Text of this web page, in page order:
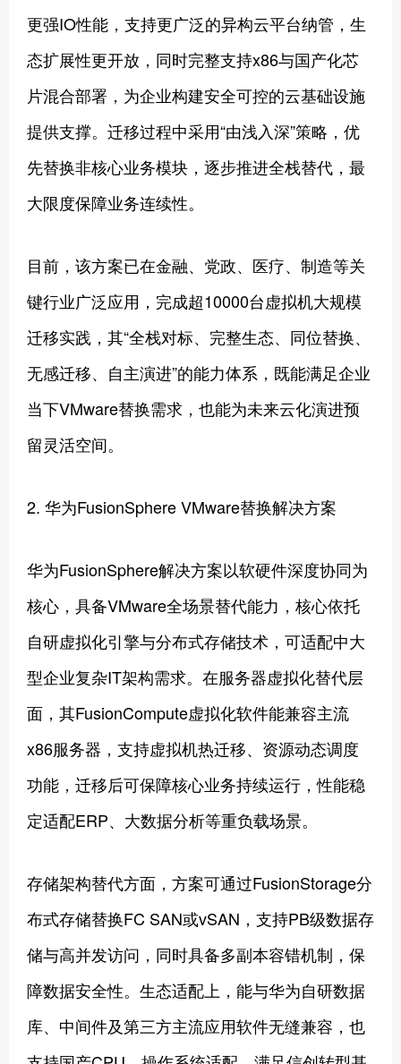
更强IO性能，支持更广泛的异构云平台纳管，生
态扩展性更开放，同时完整支持x86与国产化芯
片混合部署，为企业构建安全可控的云基础设施
提供支撑。迁移过程中采用“由浅入深”策略，优
先替换非核心业务模块，逐步推进全栈替代，最
大限度保障业务连续性。
目前，该方案已在金融、党政、医疗、制造等关
键行业广泛应用，完成超10000台虚拟机大规模
迁移实践，其“全栈对标、完整生态、同位替换、
无感迁移、自主演进”的能力体系，既能满足企业
当下VMware替换需求，也能为未来云化演进预
留灵活空间。
2. 华为FusionSphere VMware替换解决方案
华为FusionSphere解决方案以软硬件深度协同为
核心，具备VMware全场景替代能力，核心依托
自研虚拟化引擎与分布式存储技术，可适配中大
型企业复杂IT架构需求。在服务器虚拟化替代层
面，其FusionCompute虚拟化软件能兼容主流
x86服务器，支持虚拟机热迁移、资源动态调度
功能，迁移后可保障核心业务持续运行，性能稳
定适配ERP、大数据分析等重负载场景。
存储架构替代方面，方案可通过FusionStorage分
布式存储替换FC SAN或vSAN，支持PB级数据存
储与高并发访问，同时具备多副本容错机制，保
障数据安全性。生态适配上，能与华为自研数据
库、中间件及第三方主流应用软件无缝兼容，也